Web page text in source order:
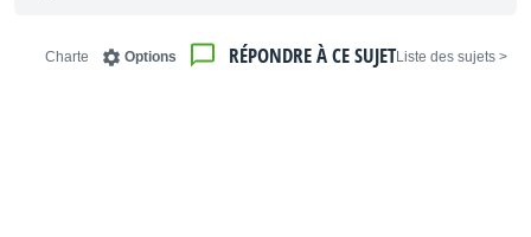
< Liste des sujets
RÉPONDRE À CE SUJET
Options
Charte